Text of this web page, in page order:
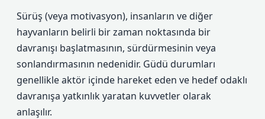
Sürüş (veya motivasyon), insanların ve diğer
hayvanların belirli bir zaman noktasında bir
davranışı başlatmasının, sürdürmesinin veya
sonlandırmasının nedenidir. Güdü durumları
genellikle aktör içinde hareket eden ve hedef odaklı
davranışa yatkınlık yaratan kuvvetler olarak
anlaşılır.